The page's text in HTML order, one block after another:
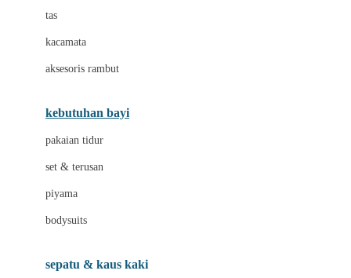
Baby Dove
Baby Jogger
Beauty Barn
tas
kacamata
aksesoris rambut
kebutuhan bayi
pakaian tidur
set & terusan
piyama
bodysuits
sepatu & kaus kaki